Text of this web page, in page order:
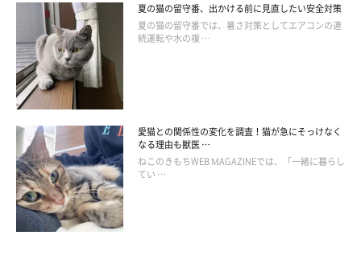
飼い主さんができるストレス対策
夏の猫の留守番、出かける前に見直したい安全対策
夏の猫の留守番では、暑さ対策としてエアコンの連
続運転や水の複 …
愛猫との関係性の変化を調査！猫が急にそっけなく
なる理由も獣医 …
ねこのきもちWEB MAGAZINEでは、「一緒に暮らし
てい …